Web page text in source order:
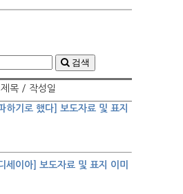
검색
제목 / 작성일
하기로 했다] 보도자료 및 표지
세이아] 보도자료 및 표지 이미